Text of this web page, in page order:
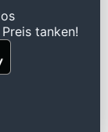
tanken!